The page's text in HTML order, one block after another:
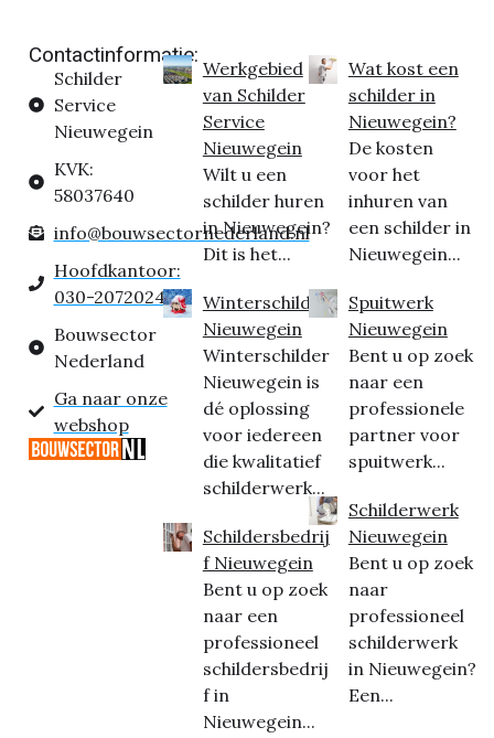
Contactinformatie:
Schilder
Service
Nieuwegein
KVK:
58037640
info@bouwsectornederland.nl
Hoofdkantoor:
030-2072024
Bouwsector
Nederland
Ga naar onze
webshop
Werkgebied
van Schilder
Service
Nieuwegein
Wilt u een
schilder huren
in Nieuwegein?
Dit is het...
Winterschilder
Nieuwegein
Winterschilder
Nieuwegein is
dé oplossing
voor iedereen
die kwalitatief
schilderwerk...
Schildersbedrij
f Nieuwegein
Bent u op zoek
naar een
professioneel
schildersbedrij
f in
Nieuwegein...
Wat kost een
schilder in
Nieuwegein?
De kosten
voor het
inhuren van
een schilder in
Nieuwegein...
Spuitwerk
Nieuwegein
Bent u op zoek
naar een
professionele
partner voor
spuitwerk...
Schilderwerk
Nieuwegein
Bent u op zoek
naar
professioneel
schilderwerk
in Nieuwegein?
Een...